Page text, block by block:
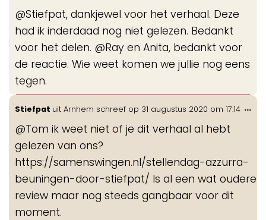
@Stiefpat, dankjewel voor het verhaal. Deze
had ik inderdaad nog niet gelezen. Bedankt
voor het delen. @Ray en Anita, bedankt voor
de reactie. Wie weet komen we jullie nog eens
tegen.
Stiefpat uit Arnhem schreef op 31 augustus 2020 om 17:14
@Tom ik weet niet of je dit verhaal al hebt
gelezen van ons?
https://samenswingen.nl/stellendag-azzurra-
beuningen-door-stiefpat/ Is al een wat oudere
review maar nog steeds gangbaar voor dit
moment.
...